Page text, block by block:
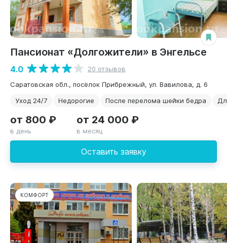
Пансионат «Долгожители» в Энгельсе
4.0
20 отзывов
Саратовская обл., посёлок Прибрежный, ул. Вавилова, д. 6
Уход 24/7
Недорогие После перелома шейки бедра
Оставить заявку
от 800 ₽
в день
от 24 000 ₽
в месяц
КОМФОРТ